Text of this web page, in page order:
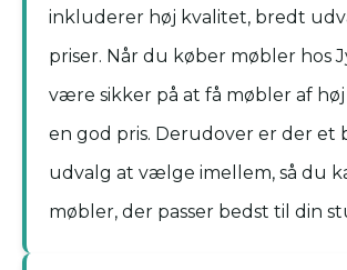
inkluderer høj kvalitet, bredt
priser. Når du køber møbler hos
være sikker på at få møbler af høj
en god pris. Derudover er der et
udvalg at vælge imellem, så du
møbler, der passer bedst til din